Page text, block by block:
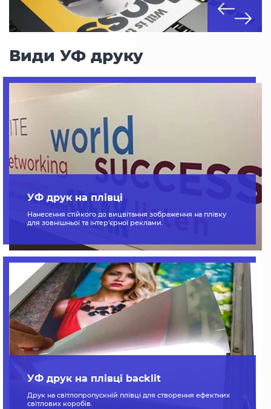
Види УФ друку
УФ друк на плівці
Нанесення стійкого до вицвітання зображення на плівку
для зовнішньої та інтер'єрної реклами.
УФ друк на плівці backlit
Друк на світлопропускній плівці для створення ефектних
світлових коробів.